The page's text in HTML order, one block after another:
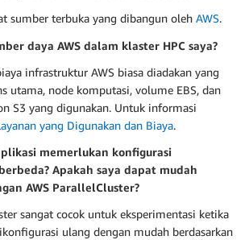
sumber terbuka yang dibangun oleh AWS.
daya AWS dalam klaster HPC saya?
infrastruktur AWS biasa diadakan yang
utama, node komputasi, volume EBS, dan
S3 yang digunakan. Untuk informasi
yang Digunakan dan Biaya.
memerlukan konfigurasi
Apakah saya dapat mudah
AWS ParallelCluster?
sangat cocok untuk eksperimentasi ketika
ulang dengan mudah berdasarkan